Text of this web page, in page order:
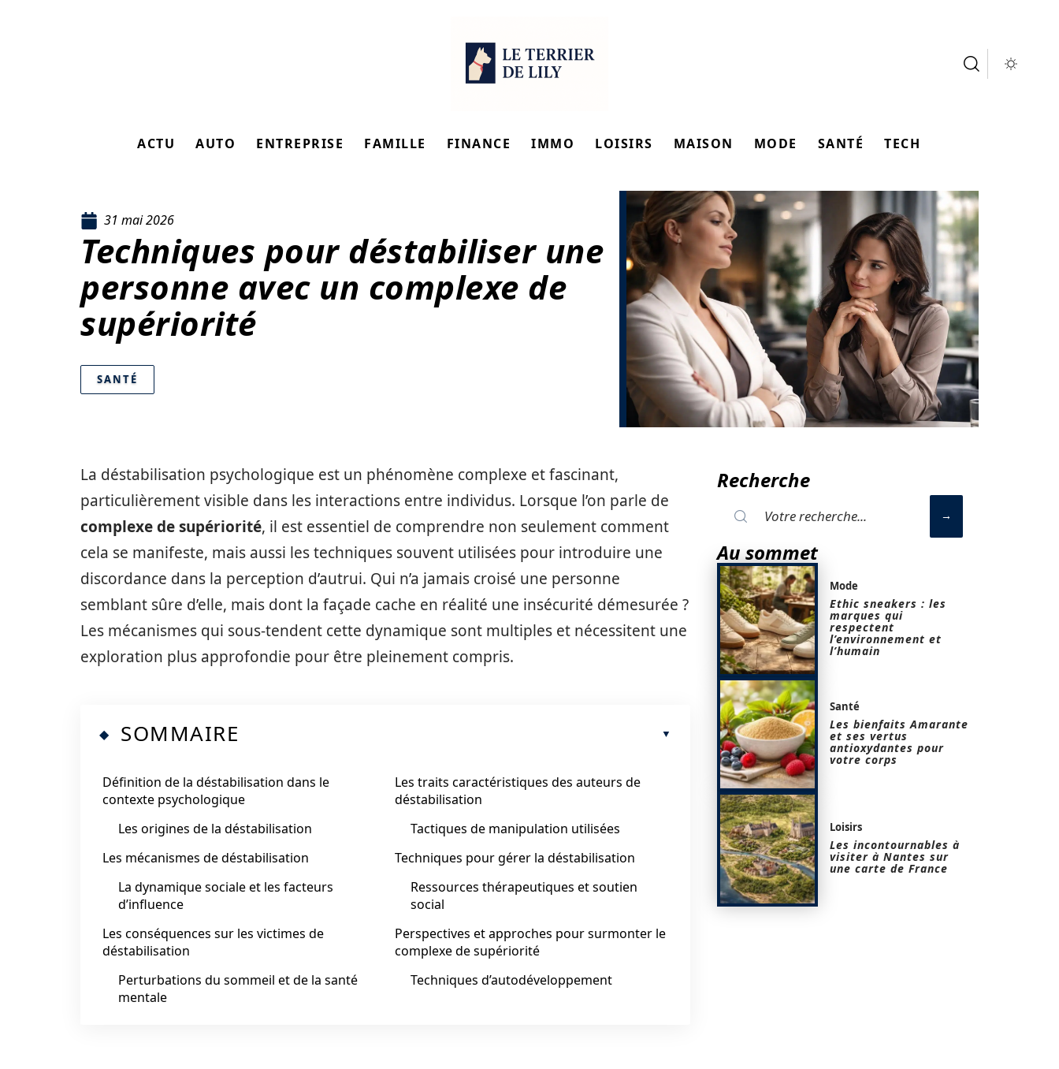
ACTU AUTO ENTREPRISE FAMILLE FINANCE IMMO LOISIRS MAISON MODE SANTÉ TECH
31 mai 2026
Techniques pour déstabiliser une
personne avec un complexe de
supériorité
SANTÉ
La déstabilisation psychologique est un phénomène complexe et fascinant,
particulièrement visible dans les interactions entre individus. Lorsque l’on parle de
complexe de supériorité, il est essentiel de comprendre non seulement comment
cela se manifeste, mais aussi les techniques souvent utilisées pour introduire une
discordance dans la perception d’autrui. Qui n’a jamais croisé une personne
semblant sûre d’elle, mais dont la façade cache en réalité une insécurité démesurée ?
Les mécanismes qui sous-tendent cette dynamique sont multiples et nécessitent une
exploration plus approfondie pour être pleinement compris.
SOMMAIRE
Définition de la déstabilisation dans le
contexte psychologique
Les origines de la déstabilisation
Les mécanismes de déstabilisation
La dynamique sociale et les facteurs
d’influence
Les conséquences sur les victimes de
déstabilisation
Perturbations du sommeil et de la santé
mentale
Les traits caractéristiques des auteurs de
déstabilisation
Tactiques de manipulation utilisées
Techniques pour gérer la déstabilisation
Ressources thérapeutiques et soutien
social
Perspectives et approches pour surmonter le
complexe de supériorité
Techniques d’autodéveloppement
Recherche
Au sommet
Mode
Ethic sneakers : les
marques qui
respectent
l’environnement et
l’humain
Santé
Les bienfaits Amarante
et ses vertus
antioxydantes pour
votre corps
Loisirs
Les incontournables à
visiter à Nantes sur
une carte de France